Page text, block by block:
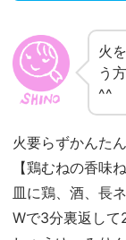
火
う
^^
火要らずかんたん
【鶏むねの香味
皿に鶏、酒、長
Wで3分裏返して